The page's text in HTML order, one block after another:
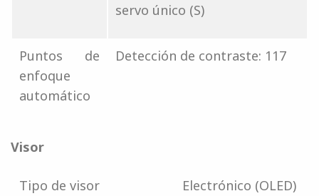
servo único (S)
Puntos de
enfoque
automático
Detección de contraste: 117
Visor
Tipo de visor Electrónico (OLED)